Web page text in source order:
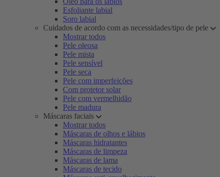
Esfoliante labial
Soro labial
Cuidados de acordo com as necessidades/tipo de pele
Mostrar todos
Pele oleosa
Pele mista
Pele sensível
Pele seca
Pele com imperfeições
Com protetor solar
Pele com vermelhidão
Pele madura
Máscaras faciais
Mostrar todos
Máscaras de olhos e lábios
Máscaras hidratantes
Máscaras de limpeza
Máscaras de lama
Máscaras de tecido